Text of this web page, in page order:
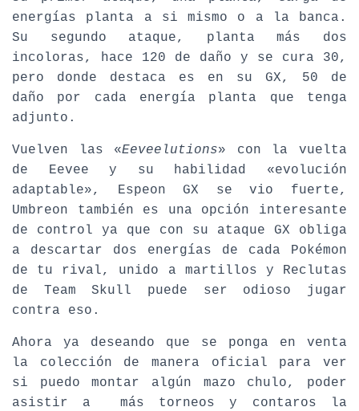
energías planta a si mismo o a la banca.
Su segundo ataque, planta más dos
incoloras, hace 120 de daño y se cura 30,
pero donde destaca es en su GX, 50 de
daño por cada energía planta que tenga
adjunto.
Vuelven las «Eeveelutions» con la vuelta
de Eevee y su habilidad «evolución
adaptable», Espeon GX se vio fuerte,
Umbreon también es una opción interesante
de control ya que con su ataque GX obliga
a descartar dos energías de cada Pokémon
de tu rival, unido a martillos y Reclutas
de Team Skull puede ser odioso jugar
contra eso.
Ahora ya deseando que se ponga en venta
la colección de manera oficial para ver
si puedo montar algún mazo chulo, poder
asistir a más torneos y contaros la